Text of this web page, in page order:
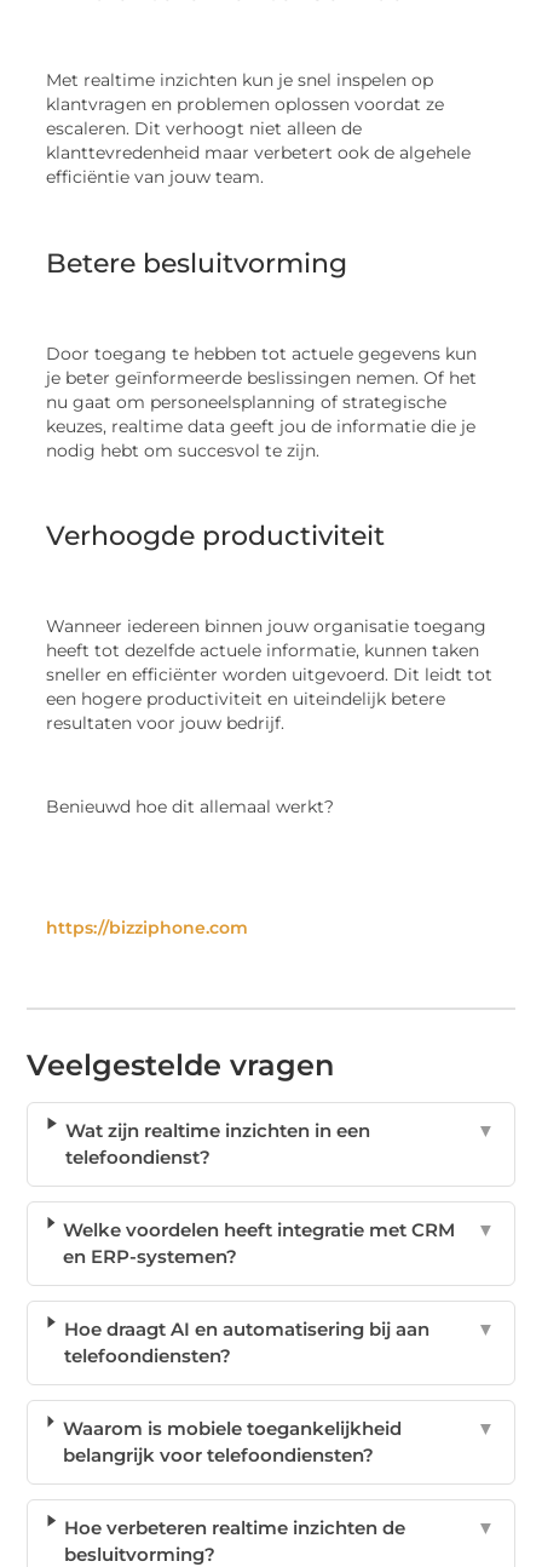
Met realtime inzichten kun je snel inspelen op
klantvragen en problemen oplossen voordat ze
escaleren. Dit verhoogt niet alleen de
klanttevredenheid maar verbetert ook de algehele
efficiëntie van jouw team.
Betere besluitvorming
Door toegang te hebben tot actuele gegevens kun
je beter geïnformeerde beslissingen nemen. Of het
nu gaat om personeelsplanning of strategische
keuzes, realtime data geeft jou de informatie die je
nodig hebt om succesvol te zijn.
Verhoogde productiviteit
Wanneer iedereen binnen jouw organisatie toegang
heeft tot dezelfde actuele informatie, kunnen taken
sneller en efficiënter worden uitgevoerd. Dit leidt tot
een hogere productiviteit en uiteindelijk betere
resultaten voor jouw bedrijf.
Benieuwd hoe dit allemaal werkt?
https://bizziphone.com
Veelgestelde vragen
Wat zijn realtime inzichten in een
telefoondienst?
▼
Welke voordelen heeft integratie met CRM
en ERP-systemen?
▼
Hoe draagt AI en automatisering bij aan
telefoondiensten?
▼
Waarom is mobiele toegankelijkheid
belangrijk voor telefoondiensten?
▼
Hoe verbeteren realtime inzichten de
besluitvorming?
▼